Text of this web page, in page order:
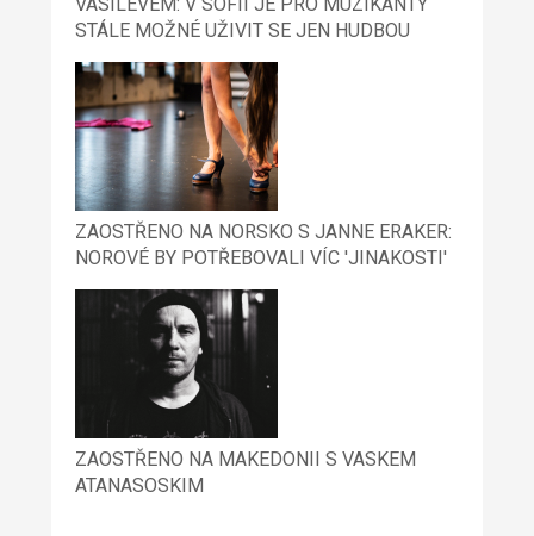
STÁLE MOŽNÉ UŽIVIT SE JEN HUDBOU
ZAOSTŘENO NA NORSKO S JANNE ERAKER:
NOROVÉ BY POTŘEBOVALI VÍC 'JINAKOSTI'
ZAOSTŘENO NA MAKEDONII S VASKEM
ATANASOSKIM